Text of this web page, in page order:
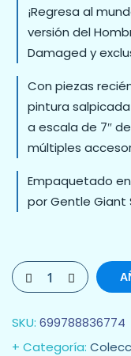
¡Regresa al
versión del
Damaged y
Con piezas
pintura
a escala de 7″
múltiples
Empaquetado
por Gentle Giant
SKU: 699788836774
Categoría: